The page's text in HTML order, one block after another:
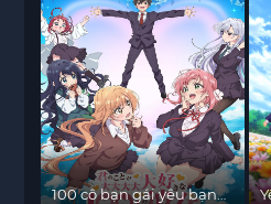
100 cô bạn gái yêu bạn